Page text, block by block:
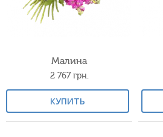
Малина
2 767грн.
КУПИТЬ